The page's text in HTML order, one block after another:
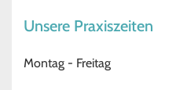
Unsere Praxiszeiten
Montag - Freitag